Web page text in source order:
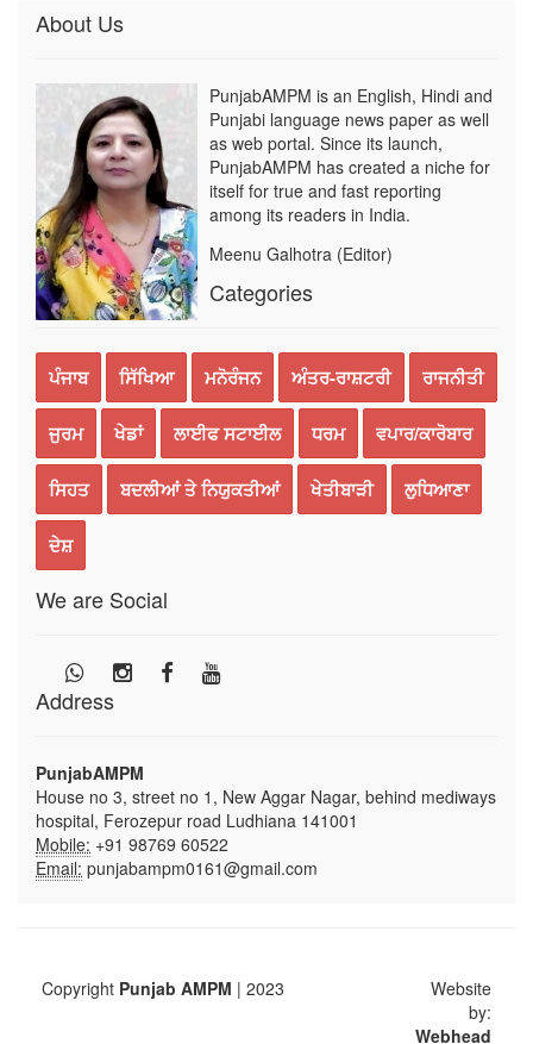
About Us
PunjabAMPM is an English, Hindi and
Punjabi language news paper as well
as web portal. Since its launch,
PunjabAMPM has created a niche for
itself for true and fast reporting
among its readers in India.
Meenu Galhotra (Editor)
Categories
ਪੰਜਾਬ ਸਿੱਖਿਆ ਮਨੋਰੰਜਨ ਅੰਤਰ-ਰਾਸ਼ਟਰੀ ਰਾਜਨੀਤੀ
ਜੁਰਮ ਖੇਡਾਂ ਲਾਈਫ ਸਟਾਈਲ ਧਰਮ ਵਪਾਰ/ਕਾਰੋਬਾਰ
ਸਿਹਤ ਬਦਲੀਆਂ ਤੇ ਨਿਯੁਕਤੀਆਂ ਖੇਤੀਬਾੜੀ ਲੁਧਿਆਣਾ
ਦੇਸ਼
We are Social
Address
PunjabAMPM
House no 3, street no 1, New Aggar Nagar, behind mediways
hospital, Ferozepur road Ludhiana 141001
Mobile: +91 98769 60522
Email: punjabampm0161@gmail.com
Copyright Punjab AMPM | 2023
Website
by:
Webhead